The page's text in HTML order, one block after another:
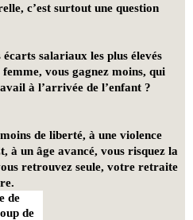
c’est surtout une question
salariaux les plus élevés
vous gagnez moins, qui
à l’arrivée de l’enfant ?
de liberté, à une violence
à un âge avancé, vous risquez la
retrouvez seule, votre retraite
de
de